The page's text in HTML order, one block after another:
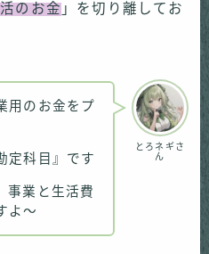
のお金 」を切り離してお
とろネギさ
ん
用のお金をプ
定科目』です
事業と生活費
よ〜